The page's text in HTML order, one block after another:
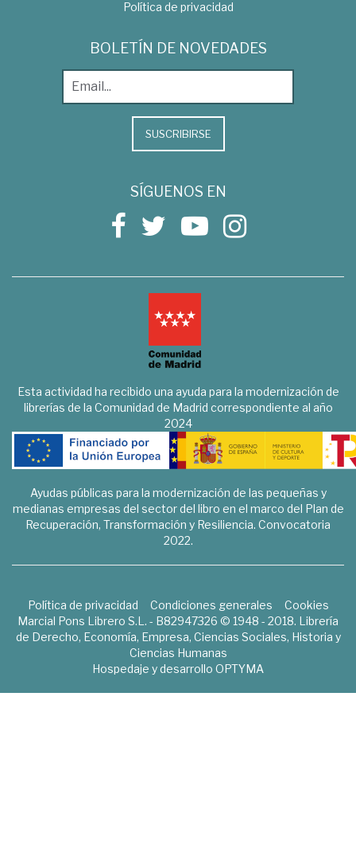
Política de privacidad
BOLETÍN DE NOVEDADES
SUSCRIBIRSE
SÍGUENOS EN
Esta actividad ha recibido una ayuda para la modernización de
librerías de la Comunidad de Madrid correspondiente al año
2024
Ayudas públicas para la modernización de las pequeñas y
medianas empresas del sector del libro en el marco del Plan de
Recuperación, Transformación y Resiliencia. Convocatoria
2022.
Política de privacidad Condiciones generales
Cookies
Marcial Pons Librero S.L. - B82947326 © 1948 - 2018. Librería
de Derecho, Economía, Empresa, Ciencias Sociales, Historia y
Ciencias Humanas
Hospedaje y desarrollo OPTYMA